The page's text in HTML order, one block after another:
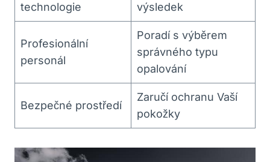
technologie
výsledek
Profesionální ​
personál
Poradí s výběrem
správného ‍typu
opalování
Bezpečné prostředí
Zaručí ochranu ‍Vaší
pokožky